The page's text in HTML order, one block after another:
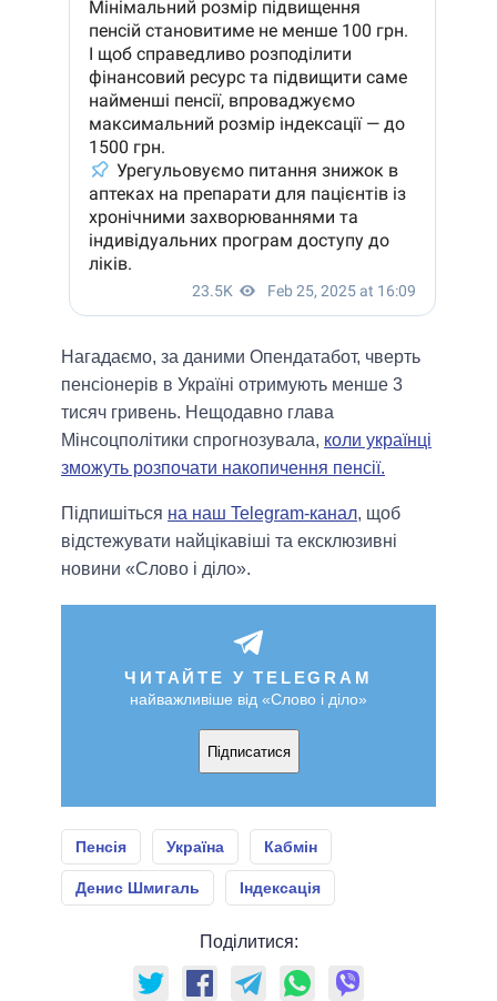
Нагадаємо, за даними Опендатабот, чверть
пенсіонерів в Україні отримують менше 3
тисяч гривень. Нещодавно глава
Мінсоцполітики спрогнозувала, коли українці
зможуть розпочати накопичення пенсії.
Підпишіться на наш Telegram-канал, щоб
відстежувати найцікавіші та ексклюзивні
новини «Слово і діло».
ЧИТАЙТЕ У TELEGRAM
найважливіше від «Слово і діло»
Підписатися
Пенсія Україна Кабмін
Денис Шмигаль Індексація
Поділитися: